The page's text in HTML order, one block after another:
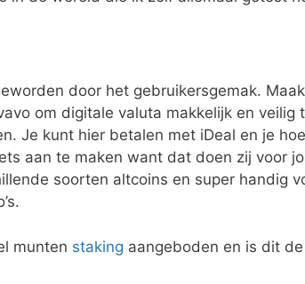
door het gebruikersgemak.
om digitale valuta makkelijk en veilig
Je kunt hier betalen met iDeal en je
aan te maken want dat doen zij voor
soorten altcoins en super handig
munten staking aangeboden en is dit de